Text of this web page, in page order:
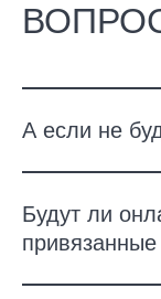
А если не
Будут ли